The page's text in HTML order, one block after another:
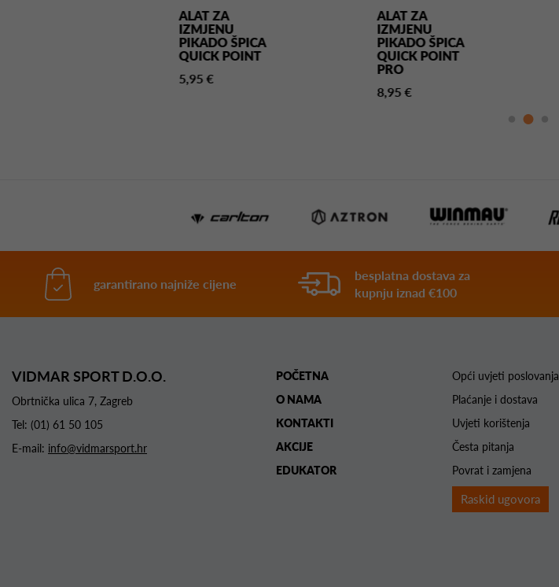
ALAT ZA
IZMJENU
PIKADO ŠPICA
QUICK POINT
5,95 €
ALAT ZA
IZMJENU
PIKADO ŠPICA
QUICK POINT
PRO
8,95 €
garantirano najniže cijene
besplatna dostava za
kupnju iznad €100
VIDMAR SPORT D.O.O.
Obrtnička ulica 7, Zagreb
Tel: (01) 61 50 105
E-mail: info@vidmarsport.hr
POČETNA
O NAMA
KONTAKTI
AKCIJE
EDUKATOR
Opći uvjeti poslovanja
Plaćanje i dostava
Uvjeti korištenja
Česta pitanja
Povrat i zamjena
Raskid ugovora